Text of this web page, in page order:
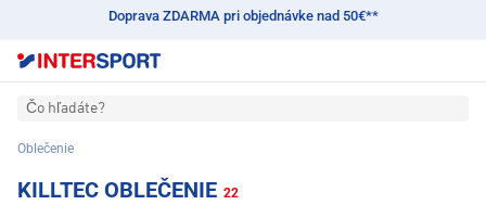
Doprava ZDARMA pri objednávke nad 50€**
Čo hľadáte?
Oblečenie
KILLTEC OBLEČENIE 22